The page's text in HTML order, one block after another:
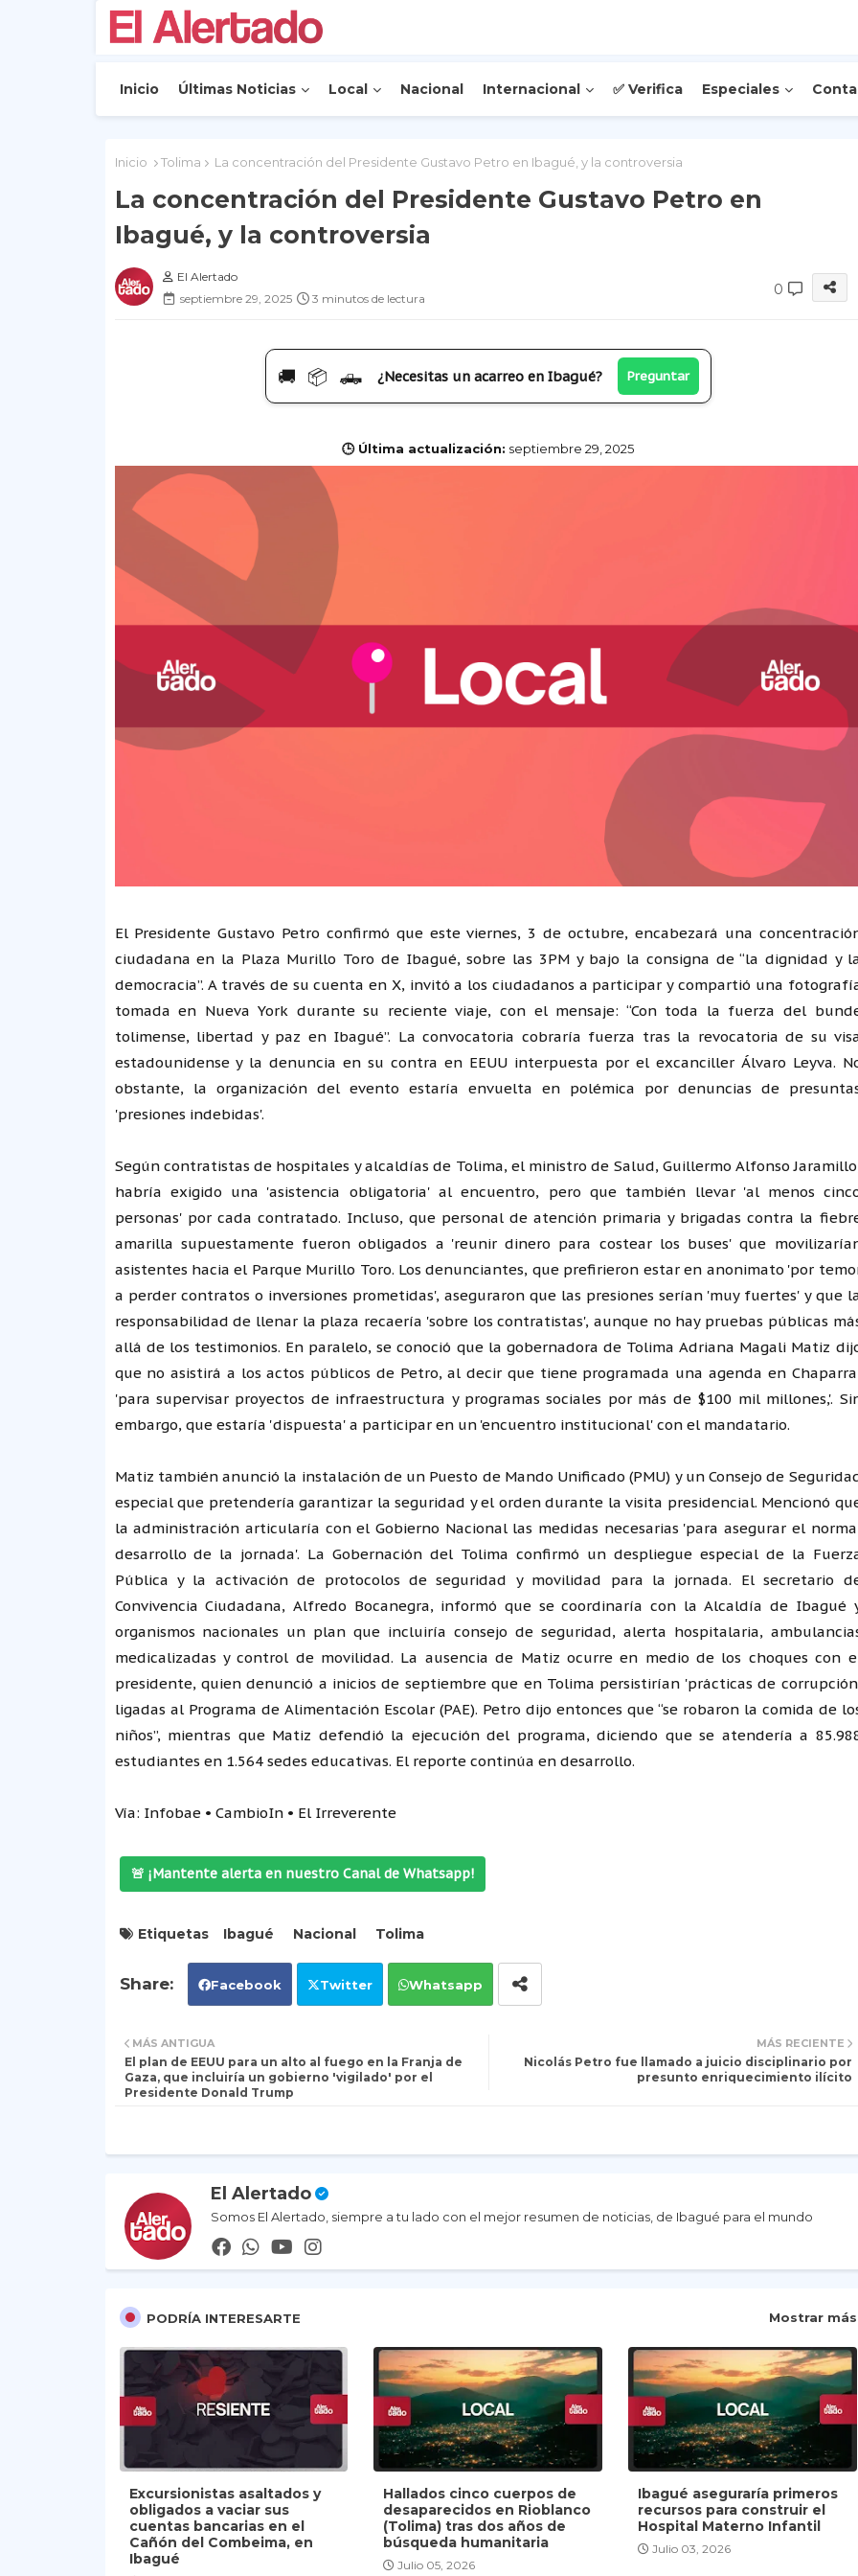
Inicio Últimas Noticias Local Nacional Internacional ✅ Verifica Especiales
Inicio Tolima La concentración del Presidente Gustavo Petro en Ibagué, y la controversia
La concentración del Presidente Gustavo Petro en
Ibagué, y la controversia
El Alertado
septiembre 29, 2025
3 minutos de lectura
0
🚚 📦 🛻 ¿Necesitas un acarreo en Ibagué? Preguntar
🕒 Última actualización: septiembre 29, 2025
El Presidente Gustavo Petro confirmó que este viernes, 3 de octubre, encabezará una
ciudadana en la Plaza Murillo Toro de Ibagué, sobre las 3PM y bajo la consigna de “la dignidad y
democracia”. A través de su cuenta en X, invitó a los ciudadanos a participar y compartió una
tomada en Nueva York durante su reciente viaje, con el mensaje: “Con toda la fuerza del
tolimense, libertad y paz en Ibagué”. La convocatoria cobraría fuerza tras la revocatoria de su
estadounidense y la denuncia en su contra en EEUU interpuesta por el excanciller Álvaro Leyva.
obstante, la organización del evento estaría envuelta en polémica por denuncias de
'presiones indebidas'.
Según contratistas de hospitales y alcaldías de Tolima, el ministro de Salud, Guillermo Alfonso
habría exigido una 'asistencia obligatoria' al encuentro, pero que también llevar 'al menos
personas' por cada contratado. Incluso, que personal de atención primaria y brigadas contra la
amarilla supuestamente fueron obligados a 'reunir dinero para costear los buses' que
asistentes hacia el Parque Murillo Toro. Los denunciantes, que prefirieron estar en anonimato 'por
a perder contratos o inversiones prometidas', aseguraron que las presiones serían 'muy fuertes' y que
responsabilidad de llenar la plaza recaería 'sobre los contratistas', aunque no hay pruebas públicas
allá de los testimonios. En paralelo, se conoció que la gobernadora de Tolima Adriana Magali Matiz
que no asistirá a los actos públicos de Petro, al decir que tiene programada una agenda en
'para supervisar proyectos de infraestructura y programas sociales por más de $100 mil millones,'.
embargo, que estaría 'dispuesta' a participar en un 'encuentro institucional' con el mandatario.
Matiz también anunció la instalación de un Puesto de Mando Unificado (PMU) y un Consejo de
especial que pretendería garantizar la seguridad y el orden durante la visita presidencial. Mencionó
la administración articularía con el Gobierno Nacional las medidas necesarias 'para asegurar el
desarrollo de la jornada'. La Gobernación del Tolima confirmó un despliegue especial de la
Pública y la activación de protocolos de seguridad y movilidad para la jornada. El secretario
Convivencia Ciudadana, Alfredo Bocanegra, informó que se coordinaría con la Alcaldía de Ibagué
organismos nacionales un plan que incluiría consejo de seguridad, alerta hospitalaria,
medicalizadas y control de movilidad. La ausencia de Matiz ocurre en medio de los choques con
presidente, quien denunció a inicios de septiembre que en Tolima persistirían 'prácticas de
ligadas al Programa de Alimentación Escolar (PAE). Petro dijo entonces que “se robaron la comida de
niños”, mientras que Matiz defendió la ejecución del programa, diciendo que se atendería a
estudiantes en 1.564 sedes educativas. El reporte continúa en desarrollo.
Vía: Infobae • CambioIn • El Irreverente
🚨 ¡Mantente alerta en nuestro Canal de Whatsapp!
Etiquetas Ibagué Nacional Tolima
Facebook Twitter Whatsapp
MÁS RECIENTE
Nicolás Petro fue llamado a juicio disciplinario por
presunto enriquecimiento ilícito
MÁS ANTIGUA
El plan de EEUU para un alto al fuego en la Franja de
Gaza, que incluiría un gobierno 'vigilado' por el
Presidente Donald Trump
El Alertado
Somos El Alertado, siempre a tu lado con el mejor resumen de noticias, de Ibagué para el mundo
PODRÍA INTERESARTE Mostrar más
Excursionistas asaltados y
obligados a vaciar sus
cuentas bancarias en el
Cañón del Combeima, en
Ibagué
Hallados cinco cuerpos de
desaparecidos en Rioblanco
(Tolima) tras dos años de
búsqueda humanitaria
Julio 05, 2026
Ibagué aseguraría primeros
recursos para construir el
Hospital Materno Infantil
Julio 03, 2026